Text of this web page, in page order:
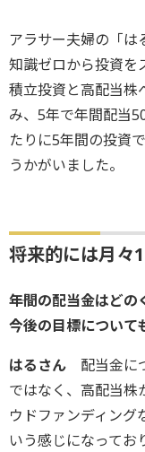
アラサー夫婦の「は
知識ゼロから投資を
積立投資と高配当株
み、5年で年間配当
たりに5年間の投資
うかがいました。
将来的には月々
――年間の配当金はど
今後の目標について
はるさん 配当金に
ではなく、高配当株
ウドファンディング
いう感じになってお